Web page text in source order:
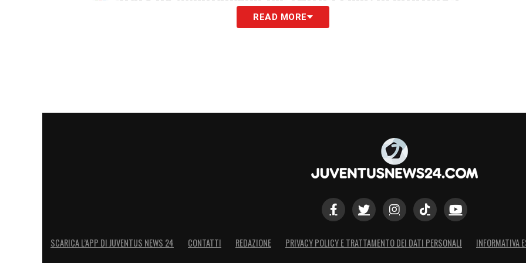
November 13, 2023
un gol e un assist all’attivo in questo turno di campionato, la bianconera è l’unica ad aver
realizzato una rete da fuori area nella giornata appena conclusa.
READ MORE
SCARICA L’APP DI JUVENTUS NEWS 24 CONTATTI REDAZIONE PRIVACY POLICY E TRATTAMENTO DEI DATI PERSONALI INFORMATIVA